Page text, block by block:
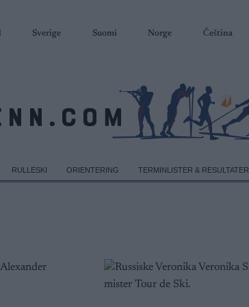
Sverige Suomi Norge Čeština
RULLESKI ORIENTERING TERMINLISTER & RESULTATER